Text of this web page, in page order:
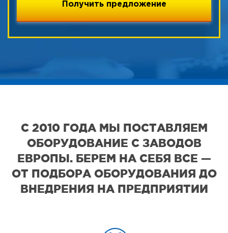
С 2010 ГОДА МЫ ПОСТАВЛЯЕМ
ОБОРУДОВАНИЕ С ЗАВОДОВ
ЕВРОПЫ. БЕРЕМ НА СЕБЯ ВСЕ —
ОТ ПОДБОРА ОБОРУДОВАНИЯ ДО
ВНЕДРЕНИЯ НА ПРЕДПРИЯТИИ